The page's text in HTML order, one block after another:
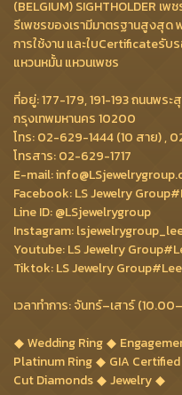
(BELGIUM) SIGHTHOLDER เ
รีเพชรของเรามีมาตรฐานสูงสุ
การใช้งาน และใบCertificateรั
แหวนหมั้น แหวนเพชร
ที่อยู่: 177-179, 191-193 ถนนพร
กรุงเทพมหานคร 10200
โทร: 02-629-1444 (10 สาย) ,
โทรสาร: 02-629-1717
E-mail:
Facebook: LS Jewelry
Line ID: @LSjewelrygroup
Instagram:
Youtube: LS Jewelry
Tiktok: LS Jewelry
เวลาทำการ: จันทร์–เสาร์
Wedding Ring
Platinum Ring
GIA
Cut Diamonds
Jewelry